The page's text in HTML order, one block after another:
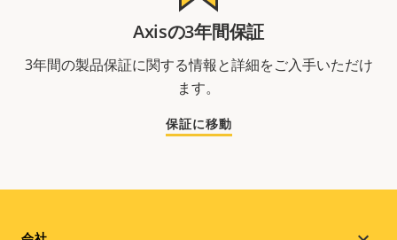
Axisの3年間保証
3年間の製品保証に関する情報と詳細をご入手いただけ
ます。
保証に移動